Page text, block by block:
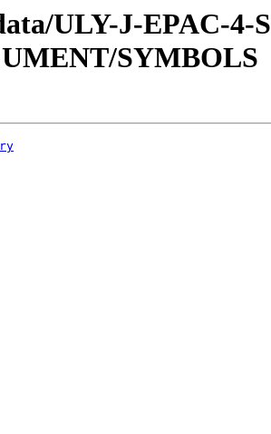
ULY-J-EPAC-
SYMBOLS